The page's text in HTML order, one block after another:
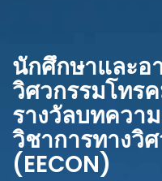
นักศึกษาและอ
วิศวกรรมโทร
รางวัลบทควา
วิชาการทางวิ
(EECON)